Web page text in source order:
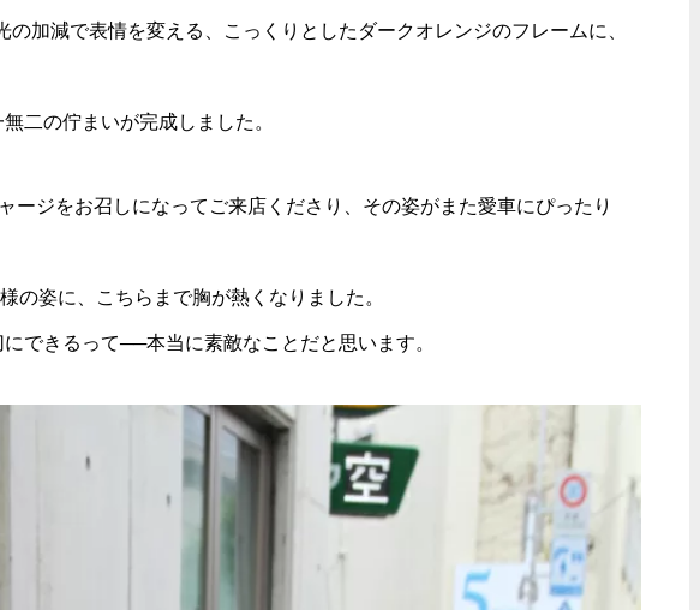
加減で表情を変える、こっくりとしたダークオレンジのフレームに、
二の佇まいが完成しました。
ージをお召しになってご来店くださり、その姿がまた愛車にぴったり
の姿に、こちらまで胸が熱くなりました。
にできるって──本当に素敵なことだと思います。